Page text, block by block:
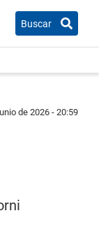
Buscar
de 2026 - 20:59